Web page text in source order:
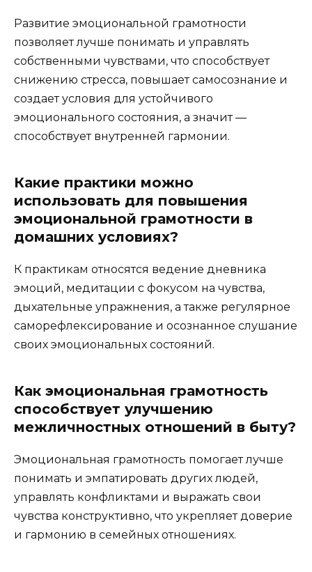
Развитие эмоциональной грамотности
позволяет лучше понимать и управлять
собственными чувствами, что способствует
снижению стресса, повышает самосознание и
создает условия для устойчивого
эмоционального состояния, а значит —
способствует внутренней гармонии.
Какие практики можно
использовать для повышения
эмоциональной грамотности в
домашних условиях?
К практикам относятся ведение дневника
эмоций, медитации с фокусом на чувства,
дыхательные упражнения, а также регулярное
саморефлексирование и осознанное слушание
своих эмоциональных состояний.
Как эмоциональная грамотность
способствует улучшению
межличностных отношений в быту?
Эмоциональная грамотность помогает лучше
понимать и эмпатировать других людей,
управлять конфликтами и выражать свои
чувства конструктивно, что укрепляет доверие
и гармонию в семейных отношениях.